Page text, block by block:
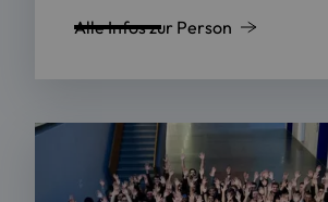
Alle Infos zur Person